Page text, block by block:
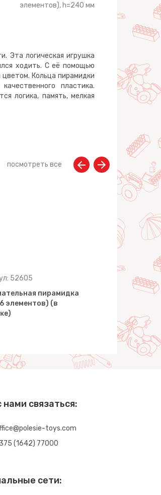
элементов), h=240 мм
Эта логическая игрушка
ходить. С её помощью
Кольца пирамидки
пластика.
логика, память, мелкая
посмотреть все
52605
пирамидка
элементов) (в
Артикул:
нами связаться:
toys.com
(1642) 77000
сети: